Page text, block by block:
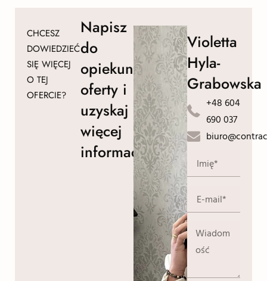
CHCESZ
DOWIEDZIEĆ
SIĘ WIĘCEJ
O TEJ
OFERCIE?
Napisz
do
opiekuna
oferty i
uzyskaj
więcej
informacji!
Violetta
Hyla-
Grabowska
+48 604
690 037